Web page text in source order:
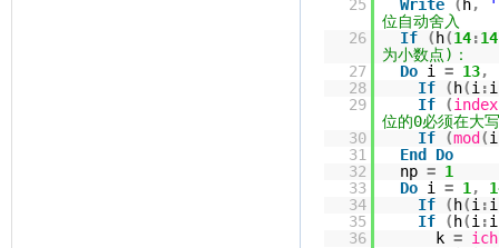
25
Write ( h,
位自动舍入
26
If ( h(14:14
为小数点)：
27
Do i = 13,
28
If ( h(i :i
29
If (index
位的0必须在大
30
If (mod (i
31
End
Do
32
np = 1
33
Do i = 1 ,
34
If ( h(i :i
35
If ( h(i :i
36
k =